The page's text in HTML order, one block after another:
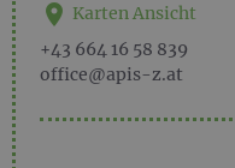
Karten Ansicht
+43 664 16 58 839
office@apis-z.at